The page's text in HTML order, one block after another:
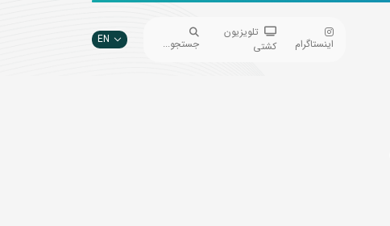
اینستاگرام
تلویزیون
کشتی
جستجو... EN